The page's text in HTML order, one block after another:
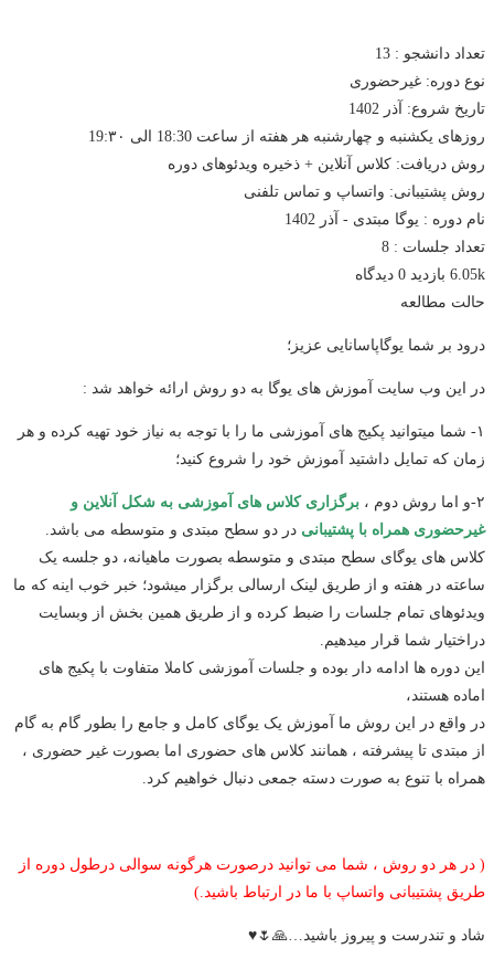
تعداد دانشجو : 13
نوع دوره: غیرحضوری
تاریخ شروع: آذر 1402
روزهای یکشنبه و چهارشنبه هر هفته از ساعت 18:30 الی 19:۳۰
روش دریافت: کلاس آنلاین + ذخیره ویدئوهای دوره
روش پشتیبانی: واتساپ و تماس تلفنی
نام دوره : یوگا مبتدی - آذر 1402
تعداد جلسات : 8
6.05k بازدید
حالت مطالعه
درود بر شما یوگاپاسانایی عزیز؛
در این وب سایت آموزش های یوگا به دو روش ارائه خواهد شد :
۱- شما میتوانید پکیج های آموزشی ما را با توجه به نیاز خود تهیه کرده و هر
زمان که تمایل داشتید آموزش خود را شروع کنید؛
۲-و اما روش دوم ،
برگزاری کلاس های آموزشی به شکل آنلاین و
غیرحضوری همراه با پشتیبانی در دو سطح مبتدی و متوسطه می باشد.
کلاس های یوگای سطح مبتدی و متوسطه بصورت ماهیانه، دو جلسه یک
ساعته در هفته و از طریق لینک ارسالی برگزار میشود؛ خبر خوب اینه که ما
ویدئوهای تمام جلسات را ضبط کرده و از طریق همین بخش از وبسایت
دراختیار شما قرار میدهیم.
این دوره ها ادامه دار بوده و جلسات آموزشی کاملا متفاوت با پکیج های
اماده هستند،
در واقع در این روش ما آموزش یک یوگای کامل و جامع را بطور گام به گام
از مبتدی تا پیشرفته ، همانند کلاس های حضوری اما بصورت غیر حضوری ،
همراه با تنوع به صورت دسته جمعی دنبال خواهیم کرد.
( در هر دو روش ، شما می توانید درصورت هرگونه سوالی درطول دوره از
طریق پشتیبانی واتساپ با ما در ارتباط باشید.)
شاد و تندرست و پیروز باشید…🙏🌷♥️